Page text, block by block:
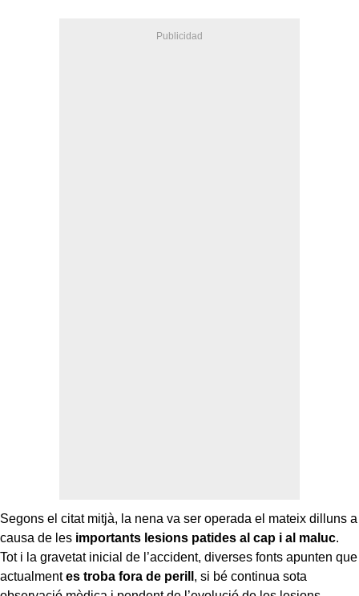
Segons el citat mitjà, la nena va ser operada el mateix dilluns a
causa de les importants lesions patides al cap i al maluc.
Tot i la gravetat inicial de l’accident, diverses fonts apunten que
actualmentes troba fora de perill , si bé continua sota